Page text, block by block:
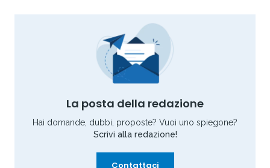
La posta della redazione
Hai domande, dubbi, proposte? Vuoi uno spiegone?
Scrivi alla redazione!
Contattaci